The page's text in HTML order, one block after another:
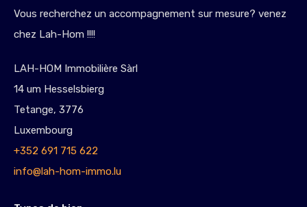
Vous recherchez un accompagnement sur mesure? venez
chez Lah-Hom !!!!
LAH-HOM Immobilière Sàrl
14 um Hesselsbierg
Tetange, 3776
Luxembourg
+352 691 715 622
info@lah-hom-immo.lu